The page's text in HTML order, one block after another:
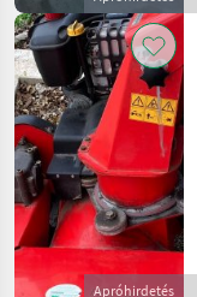
Apróhirdetés